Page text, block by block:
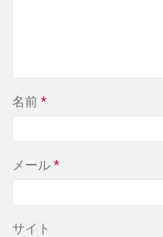
名前 *
メール *
サイト